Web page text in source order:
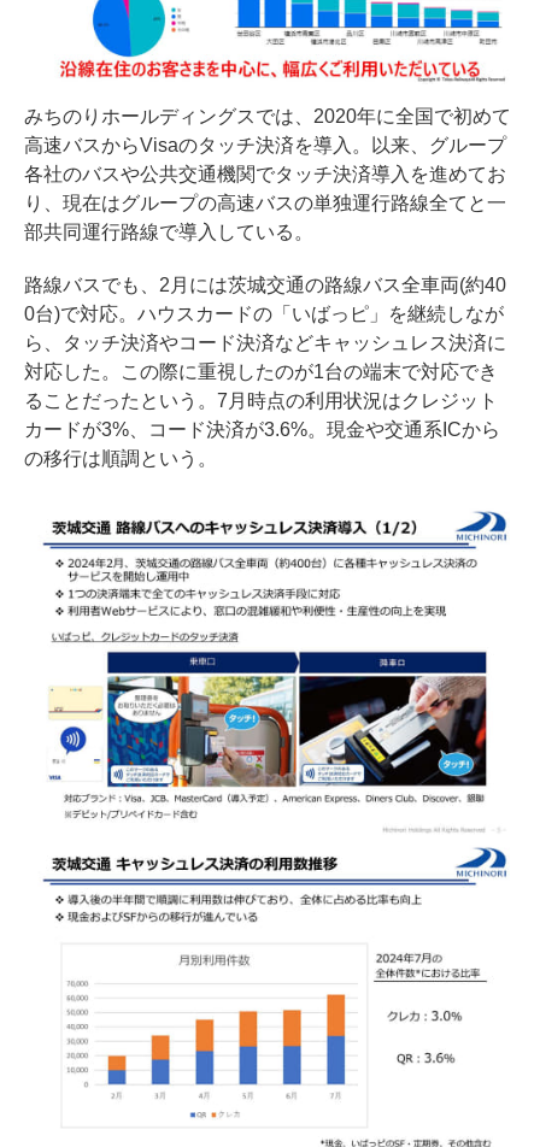
みちのりホールディングスでは、2020年に全国で初めて
高速バスからVisaのタッチ決済を導入。以来、グループ
各社のバスや公共交通機関でタッチ決済導入を進めてお
り、現在はグループの高速バスの単独運行路線全てと一
部共同運行路線で導入している。
路線バスでも、2月には茨城交通の路線バス全車両(約40
0台)で対応。ハウスカードの「いばっピ」を継続しなが
ら、タッチ決済やコード決済などキャッシュレス決済に
対応した。この際に重視したのが1台の端末で対応でき
ることだったという。7月時点の利用状況はクレジット
カードが3%、コード決済が3.6%。現金や交通系ICから
の移行は順調という。